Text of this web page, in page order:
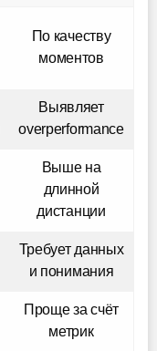
По качеству
моментов
Выявляет
overperformance
Выше на
длинной
дистанции
Требует данных
и понимания
Проще за счёт
метрик